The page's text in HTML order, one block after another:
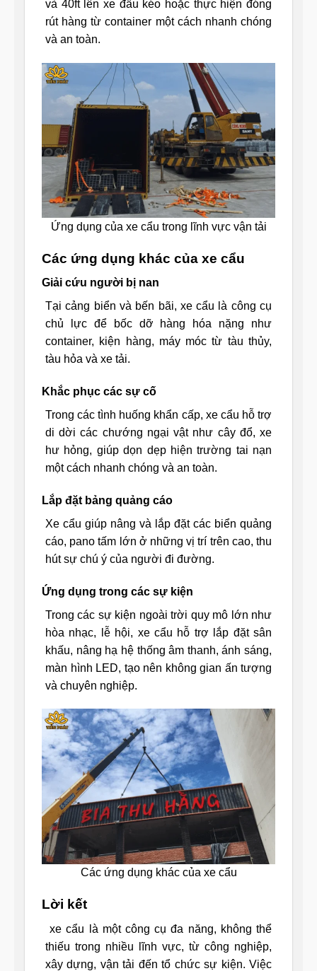
và 40ft lên xe đầu kéo hoặc thực hiện đóng
rút hàng từ container một cách nhanh chóng
và an toàn.
Ứng dụng của xe cẩu trong lĩnh vực vận tải
Các ứng dụng khác của xe cẩu
Giải cứu người bị nan
Tại cảng biển và bến bãi, xe cẩu là công cụ
chủ lực để bốc dỡ hàng hóa nặng như
container, kiện hàng, máy móc từ tàu thủy,
tàu hỏa và xe tải.
Khắc phục các sự cố
Trong các tình huống khẩn cấp, xe cẩu hỗ trợ
di dời các chướng ngại vật như cây đổ, xe
hư hỏng, giúp dọn dẹp hiện trường tai nạn
một cách nhanh chóng và an toàn.
Lắp đặt bảng quảng cáo
Xe cẩu giúp nâng và lắp đặt các biển quảng
cáo, pano tấm lớn ở những vị trí trên cao, thu
hút sự chú ý của người đi đường.
Ứng dụng trong các sự kiện
Trong các sự kiện ngoài trời quy mô lớn như
hòa nhạc, lễ hội, xe cẩu hỗ trợ lắp đặt sân
khấu, nâng hạ hệ thống âm thanh, ánh sáng,
màn hình LED, tạo nên không gian ấn tượng
và chuyên nghiệp.
Các ứng dụng khác của xe cẩu
Lời kết
xe cẩu là một công cụ đa năng, không thể
thiếu trong nhiều lĩnh vực, từ công nghiệp,
xây dựng, vận tải đến tổ chức sự kiện. Việc